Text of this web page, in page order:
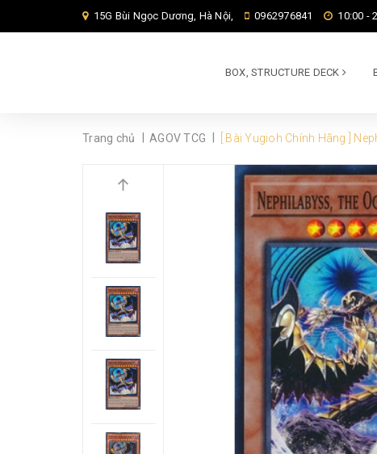
15G Bùi Ngọc Dương, Hà Nội, 0962976841 10:00 -
BOX, STRUCTURE DECK
Trang chủ AGOV TCG [ Bài Yugioh Chính Hãng ]